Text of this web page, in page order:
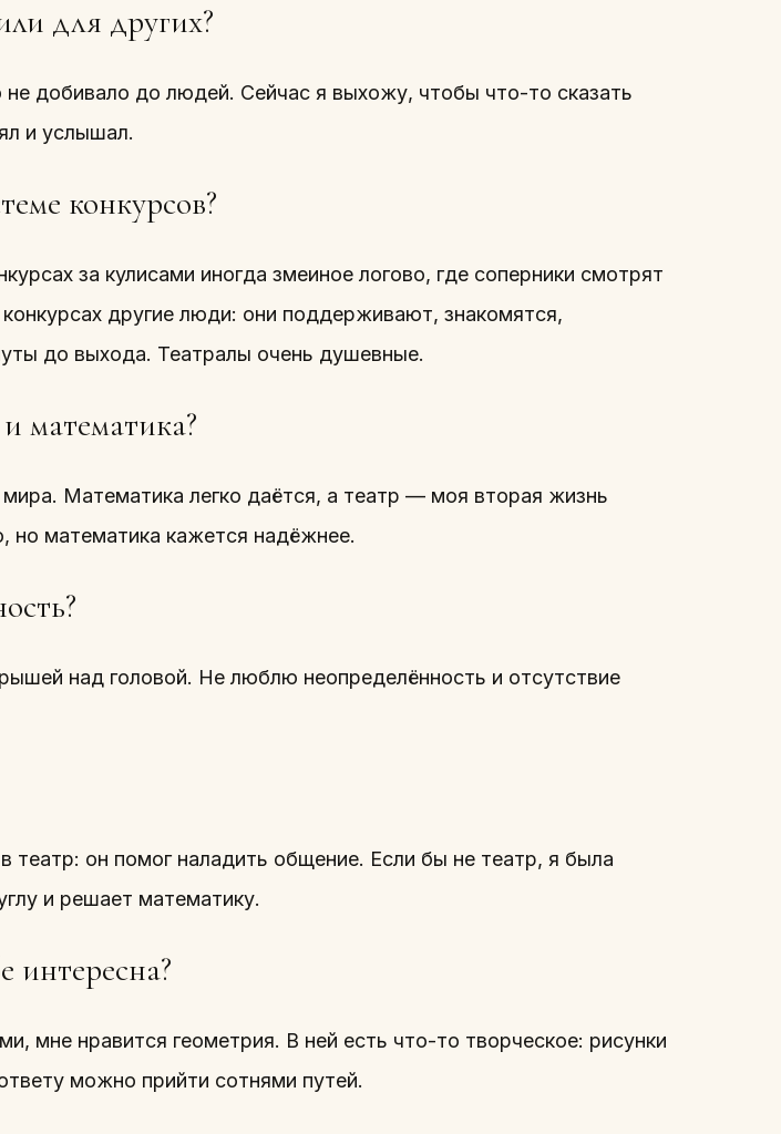
для других?
не добивало до людей. Сейчас я выхожу, чтобы что-то сказать
и услышал.
конкурсов?
за кулисами иногда змеиное логово, где соперники смотрят
конкурсах другие люди: они поддерживают, знакомятся,
до выхода. Театралы очень душевные.
математика?
Математика легко даётся, а театр — моя вторая жизнь
математика кажется надёжнее.
над головой. Не люблю неопределённость и отсутствие
он помог наладить общение. Если бы не театр, я была
и решает математику.
интересна?
мне нравится геометрия. В ней есть что-то творческое: рисунки
можно прийти сотнями путей.